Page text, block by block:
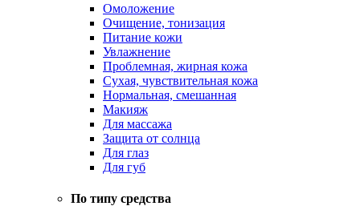
Омоложение
Очищение, тонизация
Питание кожи
Увлажнение
Проблемная, жирная кожа
Сухая, чувствительная кожа
Нормальная, смешанная
Макияж
Для массажа
Защита от солнца
Для глаз
Для губ
По типу средства